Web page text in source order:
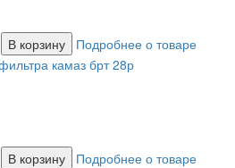
В корзину
Подробнее о товаре
камаз брт 28р
В корзину
Подробнее о товаре